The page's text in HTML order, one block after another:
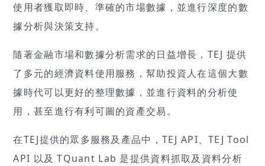
使用者獲取即時、準確的市場數據，並進行深度的數
據分析與決策支持。
隨著金融市場和數據分析需求的日益增長，TEJ 提供
了多元的經濟資料使用服務，幫助投資人在這個大數
據時代可以更好的整理數據，並進行資料的分析使
用，甚至進行有利可圖的資產交易。
在TEJ提供的眾多服務及產品中，TEJ API、TEJ Tool
API 以及 TQuant Lab 是提供資料抓取及資料分析